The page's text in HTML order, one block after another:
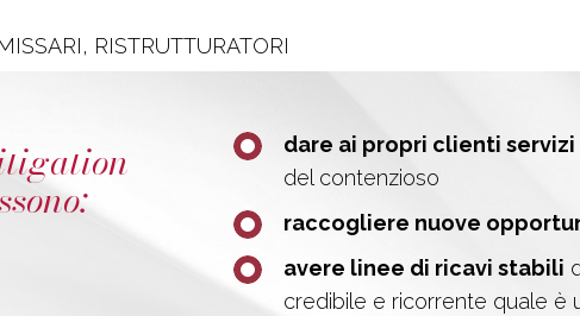
RISTRUTTURATORI
dare ai propri clienti
del contenzioso
raccogliere nuove
avere linee di ricavi stabili
credibile e ricorrente quale è